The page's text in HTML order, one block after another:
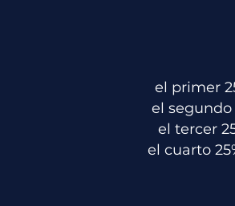
el primer
el segundo
el tercer
el cuarto